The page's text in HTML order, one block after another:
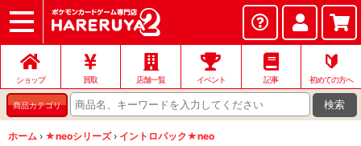
ショップ
店頭買取
ネット買取
店舗一覧
イベント
お問い合わせ
ショップ 買取 店舗一覧 イベント 記事
🔰
初めての方へ
商品カテゴリ 検索
ホーム › ★neoシリーズ › イントロパック★neo